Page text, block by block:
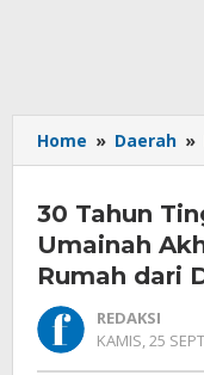
Home » Daerah »
30 Tahun
Umainah
Rumah dari
REDAKSI
KAMIS, 25